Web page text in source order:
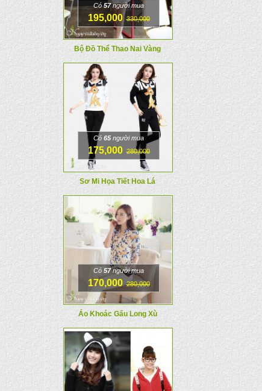
Có57người mua
195,000 330,000
Có 65 người mua
175,000 280,000
Bộ Đồ Thể Thao Nai Vàng
Có 57người mua
170,000 280,000
Sơ Mi Họa Tiết Hoa Lá
Áo Khoác Gấu Long Xù